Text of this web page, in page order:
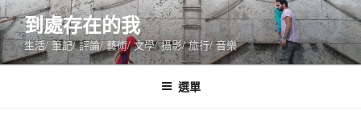
跳
至
主
要
到處存在的我
生活/ 筆記/ 評論/ 藝術/ 文學/ 攝影/ 旅行/ 音樂
選單